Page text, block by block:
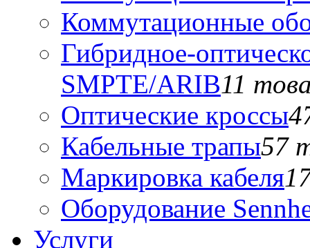
Коммутационные
Гибридное-
SMPTE/ARIB11
Оптические кроссы
Кабельные трапы57
Маркировка кабеля
Оборудование
Услуги